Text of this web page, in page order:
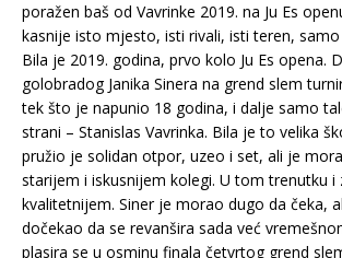
poražen baš od Vavrinke 2019. na Ju Es
kasnije isto mjesto, isti rivali, isti teren,
Bila je 2019. godina, prvo kolo Ju Es opena.
golobradog Janika Sinera na grend slem
tek što je napunio 18 godina, i dalje samo
strani – Stanislas Vavrinka. Bila je to velika
pružio je solidan otpor, uzeo i set, ali je
starijem i iskusnijem kolegi. U tom trenutku i
kvalitetnijem. Siner je morao dugo da čeka,
dočekao da se revanšira sada već
plasira se u osminu finala četvrtog grend